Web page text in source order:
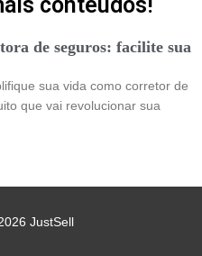
de seguros: facilite sua
sua vida como corretor de
que vai revolucionar sua
JustSell